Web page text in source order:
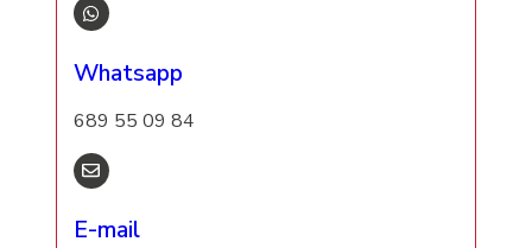
Whatsapp
689 55 09 84
E-mail